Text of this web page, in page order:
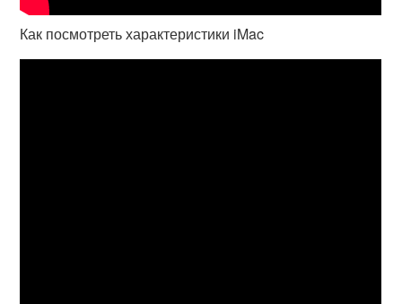
Как посмотреть характеристики iMac